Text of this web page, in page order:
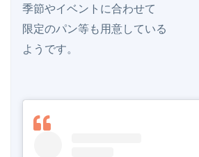
季節やイベントに合わせて
限定のパン等も用意している
ようです。